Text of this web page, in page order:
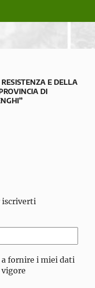
E DELLA
DI
iscriverti
fornire i miei dati